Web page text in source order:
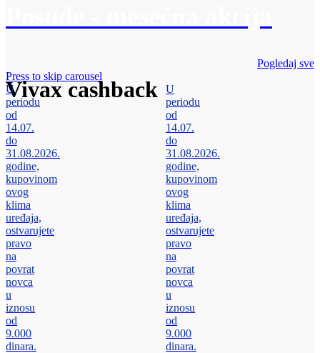
Vivax cashback
Pogledaj sve
Press to skip carousel
U
periodu
od
14.07.
do
31.08.2026.
godine,
kupovinom
ovog
klima
uređaja,
ostvarujete
pravo
na
povrat
novca
u
iznosu
od
9.000
dinara.
U
periodu
od
14.07.
do
31.08.2026.
godine,
kupovinom
ovog
klima
uređaja,
ostvarujete
pravo
na
povrat
novca
u
iznosu
od
9.000
dinara.